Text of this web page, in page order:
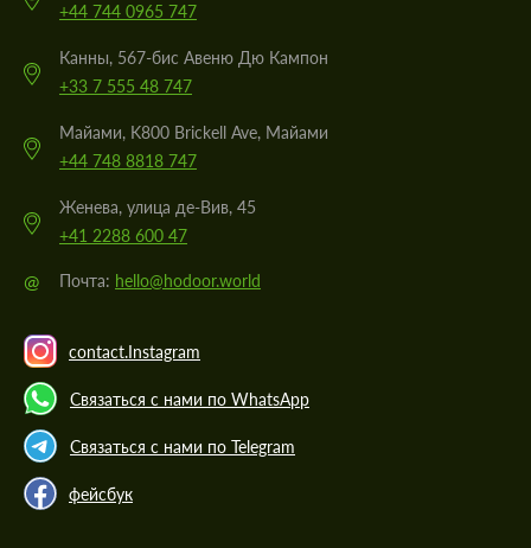
+44 744 0965 747
Канны, 567-бис Авеню Дю Кампон
+33 7 555 48 747
Майами, K800 Brickell Ave, Майами
+44 748 8818 747
Женева, улица де-Вив, 45
+41 2288 600 47
@ Почта: hello@hodoor.world
contact.Instagram
Связаться с нами по WhatsApp
Связаться с нами по Telegram
фейсбук